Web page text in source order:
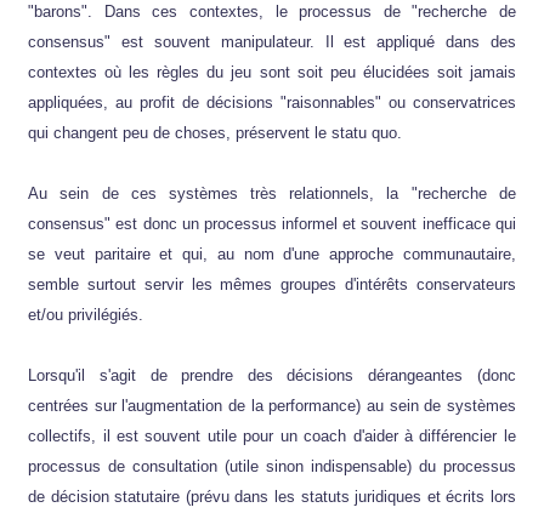
"barons". Dans ces contextes, le processus de "recherche de
consensus" est souvent manipulateur. Il est appliqué dans des
contextes où les règles du jeu sont soit peu élucidées soit jamais
appliquées, au profit de décisions "raisonnables" ou conservatrices
qui changent peu de choses, préservent le statu quo.
Au sein de ces systèmes très relationnels, la "recherche de
consensus" est donc un processus informel et souvent inefficace qui
se veut paritaire et qui, au nom d'une approche communautaire,
semble surtout servir les mêmes groupes d'intérêts conservateurs
et/ou privilégiés.
Lorsqu'il s'agit de prendre des décisions dérangeantes (donc
centrées sur l'augmentation de la performance) au sein de systèmes
collectifs, il est souvent utile pour un coach d'aider à différencier le
processus de consultation (utile sinon indispensable) du processus
de décision statutaire (prévu dans les statuts juridiques et écrits lors